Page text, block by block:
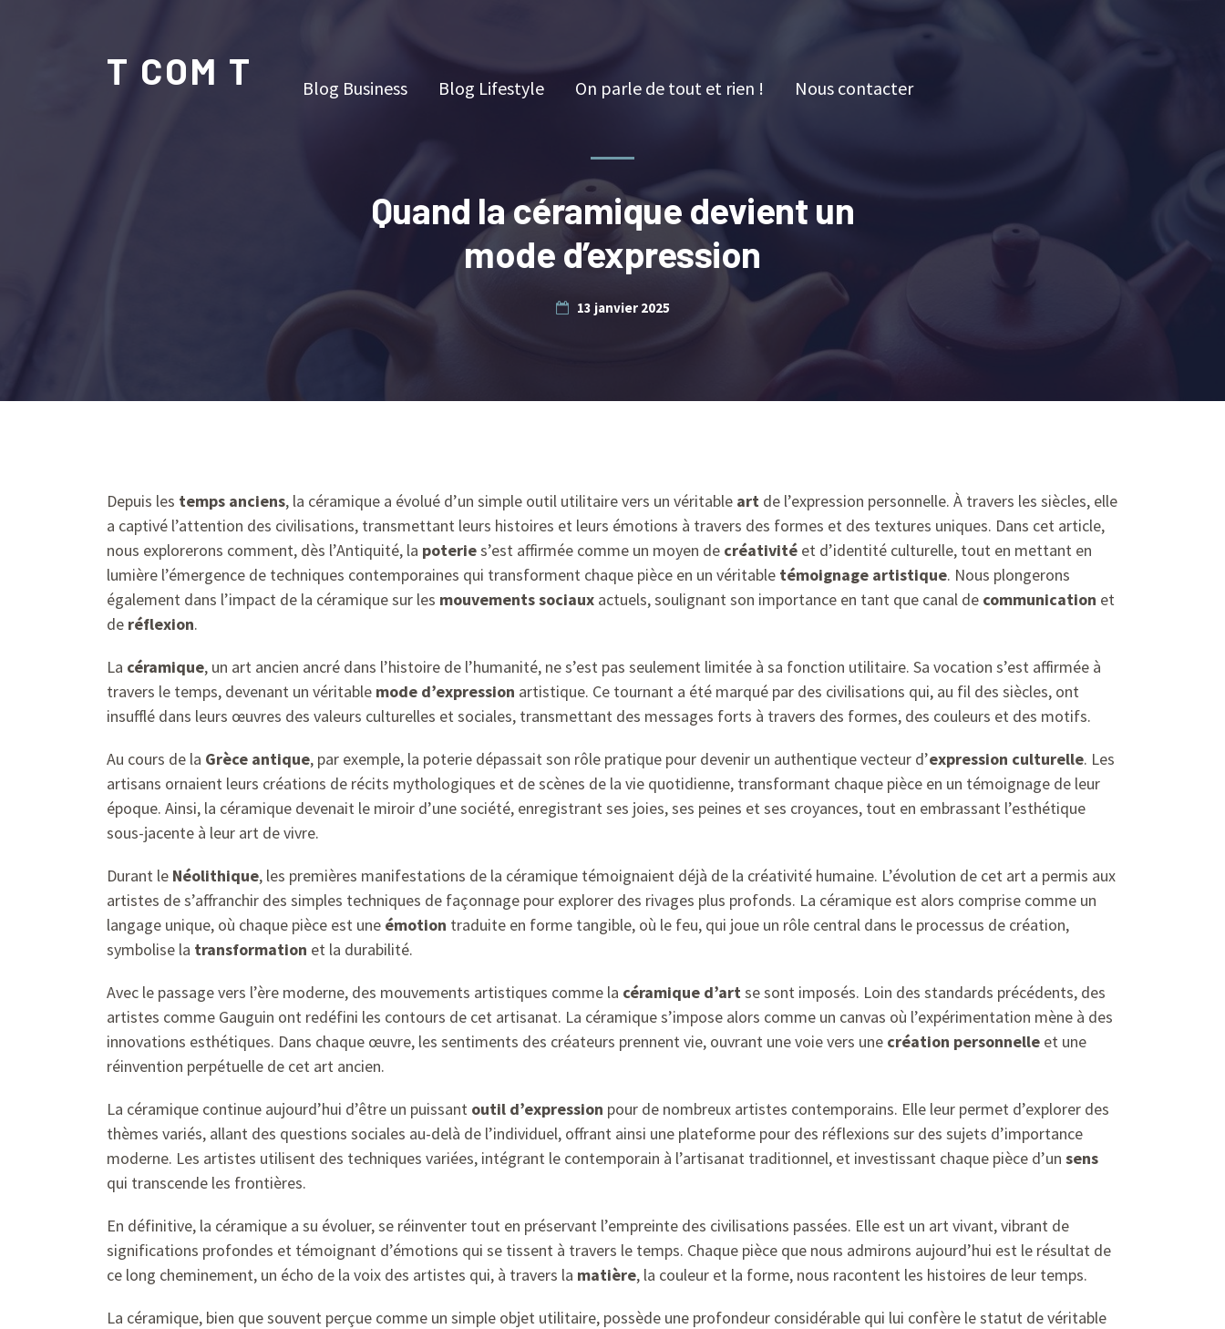
T COM T Blog Business Blog Lifestyle On parle de tout et rien ! Nous contacter
Quand la céramique devient un
mode d’expression
13 janvier 2025
Depuis les temps anciens, la céramique a évolué d’un simple outil utilitaire vers un véritable art de l’expression personnelle. À travers les siècles, elle
a captivé l’attention des civilisations, transmettant leurs histoires et leurs émotions à travers des formes et des textures uniques. Dans cet article,
nous explorerons comment, dès l’Antiquité, la poteries’est affirmée comme un moyen de créativité et d’identité culturelle, tout en mettant en
lumière l’émergence de techniques contemporaines qui transforment chaque pièce en un véritable témoignage artistique. Nous plongerons
également dans l’impact de la céramique sur les mouvements sociaux actuels, soulignant son importance en tant que canal de communication et
de réflexion.
La céramique, un art ancien ancré dans l’histoire de l’humanité, ne s’est pas seulement limitée à sa fonction utilitaire. Sa vocation s’est affirmée à
travers le temps, devenant un véritable mode d’expression artistique. Ce tournant a été marqué par des civilisations qui, au fil des siècles, ont
insufflé dans leurs œuvres des valeurs culturelles et sociales, transmettant des messages forts à travers des formes, des couleurs et des motifs.
Au cours de la Grèce antique, par exemple, la poterie dépassait son rôle pratique pour devenir un authentique vecteur d’expression culturelle. Les
artisans ornaient leurs créations de récits mythologiques et de scènes de la vie quotidienne, transformant chaque pièce en un témoignage de leur
époque. Ainsi, la céramique devenait le miroir d’une société, enregistrant ses joies, ses peines et ses croyances, tout en embrassant l’esthétique
sous-jacente à leur art de vivre.
Durant le Néolithique, les premières manifestations de la céramique témoignaient déjà de la créativité humaine. L’évolution de cet art a permis aux
artistes de s’affranchir des simples techniques de façonnage pour explorer des rivages plus profonds. La céramique est alors comprise comme un
langage unique, où chaque pièce est une émotion traduite en forme tangible, où le feu, qui joue un rôle central dans le processus de création,
symbolise la transformation et la durabilité.
Avec le passage vers l’ère moderne, des mouvements artistiques comme la céramique d’artse sont imposés. Loin des standards précédents, des
artistes comme Gauguin ont redéfini les contours de cet artisanat. La céramique s’impose alors comme un canvas où l’expérimentation mène à des
innovations esthétiques. Dans chaque œuvre, les sentiments des créateurs prennent vie, ouvrant une voie vers une création personnelle et une
réinvention perpétuelle de cet art ancien.
La céramique continue aujourd’hui d’être un puissant outil d’expression pour de nombreux artistes contemporains. Elle leur permet d’explorer des
thèmes variés, allant des questions sociales au-delà de l’individuel, offrant ainsi une plateforme pour des réflexions sur des sujets d’importance
moderne. Les artistes utilisent des techniques variées, intégrant le contemporain à l’artisanat traditionnel, et investissant chaque pièce d’un sens
qui transcende les frontières.
En définitive, la céramique a su évoluer, se réinventer tout en préservant l’empreinte des civilisations passées. Elle est un art vivant, vibrant de
significations profondes et témoignant d’émotions qui se tissent à travers le temps. Chaque pièce que nous admirons aujourd’hui est le résultat de
ce long cheminement, un écho de la voix des artistes qui, à travers la matière, la couleur et la forme, nous racontent les histoires de leur temps.
La céramique, bien que souvent perçue comme un simple objet utilitaire, possède une profondeur considérable qui lui confère le statut de véritable